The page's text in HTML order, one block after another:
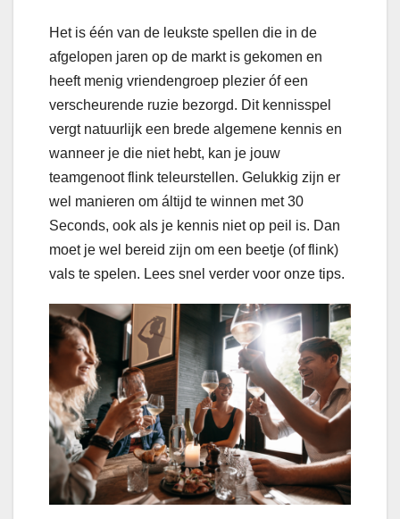
Het is één van de leukste spellen die in de
afgelopen jaren op de markt is gekomen en
heeft menig vriendengroep plezier óf een
verscheurende ruzie bezorgd. Dit kennisspel
vergt natuurlijk een brede algemene kennis en
wanneer je die niet hebt, kan je jouw
teamgenoot flink teleurstellen. Gelukkig zijn er
wel manieren om áltijd te winnen met 30
Seconds, ook als je kennis niet op peil is. Dan
moet je wel bereid zijn om een beetje (of flink)
vals te spelen. Lees snel verder voor onze tips.